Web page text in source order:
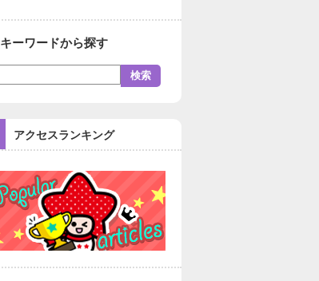
キーワードから探す
アクセスランキング